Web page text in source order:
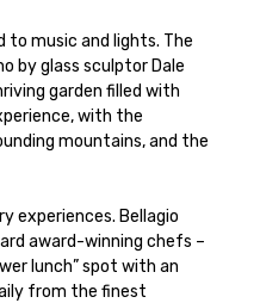
to music and lights. The
by glass sculptor Dale
garden filled with
with the
mountains, and the
experiences. Bellagio
award-winning chefs –
lunch” spot with an
from the finest